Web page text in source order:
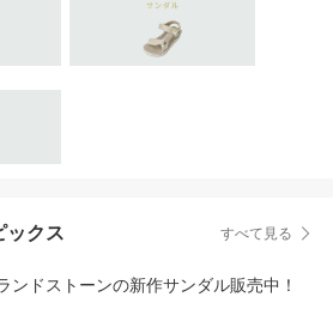
ックス すべて見る
ンドストーンの新作サンダル販売中！